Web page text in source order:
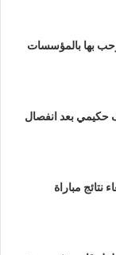
بها بالمؤسسات
حكيمي بعد انفصال
مباراة